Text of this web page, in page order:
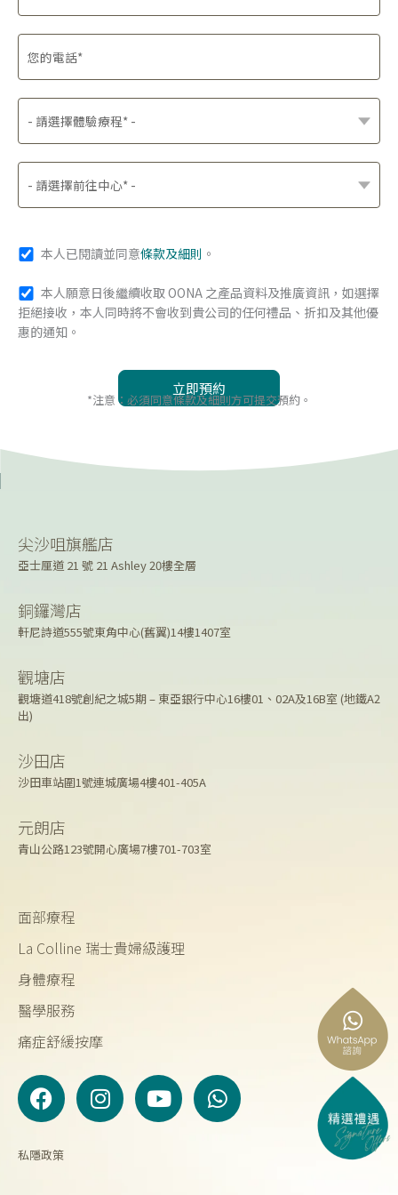
本人已閱讀並同意條款及細則 。
本人願意日後繼續收取 OONA 之產品資料及推廣資訊，如選擇
拒絕接收，本人同時將不會收到貴公司的任何禮品、折扣及其他優
惠的通知。
*注意：必須同意條款及細則方可提交預約。
尖沙咀旗艦店
亞士厘道 21 號 21 Ashley 20樓全層
銅鑼灣店
軒尼詩道555號東角中心(舊翼)14樓1407室
觀塘店
觀塘道418號創紀之城5期 – 東亞銀行中心16樓01、02A及16B室 (地鐵A2
出)
沙田店
沙田車站圍1號連城廣場4樓401-405A
元朗店
青山公路123號開心廣場7樓701-703室
面部療程
La Colline 瑞士貴婦級護理
身體療程
醫學服務
痛症舒緩按摩
F
a
c
e
I
n
s
Y
o
u
W
h
a
私隱政策